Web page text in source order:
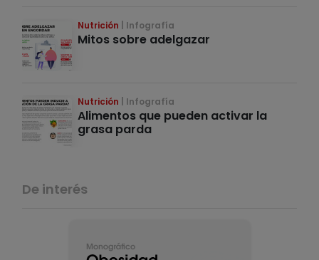
Nutrición Infografía
Mitos sobre adelgazar
Nutrición Infografía
Alimentos que pueden activar la
grasa parda
De interés